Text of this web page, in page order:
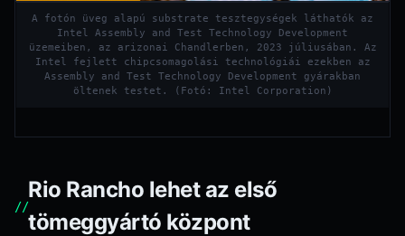
A fotón üveg alapú substrate tesztegységek láthatók az
Intel Assembly and Test Technology Development
üzemeiben, az arizonai Chandlerben, 2023 júliusában. Az
Intel fejlett chipcsomagolási technológiái ezekben az
Assembly and Test Technology Development gyárakban
öltenek testet. (Fotó: Intel Corporation)
Rio Rancho lehet az első
tömeggyártó központ